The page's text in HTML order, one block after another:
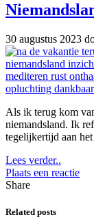
30 augustus 2023
Als ik terug kom
niemandsland. Ik
tegelijkertijd aan
Lees verder..
Plaats een reactie
Share
Related posts